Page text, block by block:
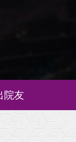
院友
院友